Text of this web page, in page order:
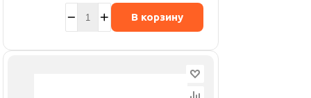
В корзину